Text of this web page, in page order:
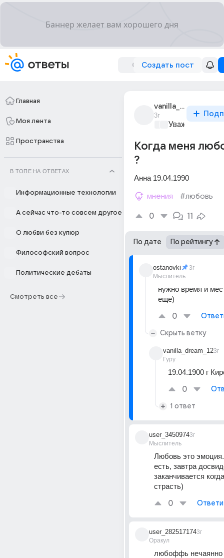
Создать пост
Главная
Моя лента
Пространства
В ТОПЕ НА ОТВЕТАХ
Информационные технологии
А сейчас что-то совсем другое
О любви без купюр
Философский вопрос
Политические дебаты
Смотреть все
vanilla_dream_12
3г
Уважаемый
Когда меня
?
Анна 19.04.1990
мнения #любовь
0 11
По дате По рейтингу
ostanovki
Мыслитель
3г
нужно время и
еще)
0
Скрыть ветку
vanilla_dream_12
Гуру
3г
19.04.1900 г
0
1 ответ
user_3450974
Мыслитель
3г
Любовь это
есть, завтра
заканчивается
страсть)
0
user_282517174
Оракул
3г
любоффь нечаянно